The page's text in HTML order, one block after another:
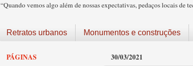
“Quando vemos algo além de nossas expectativas, pedaços locais
Retratos urbanos Monumentos e construções
30/03/2021
PÁGINAS